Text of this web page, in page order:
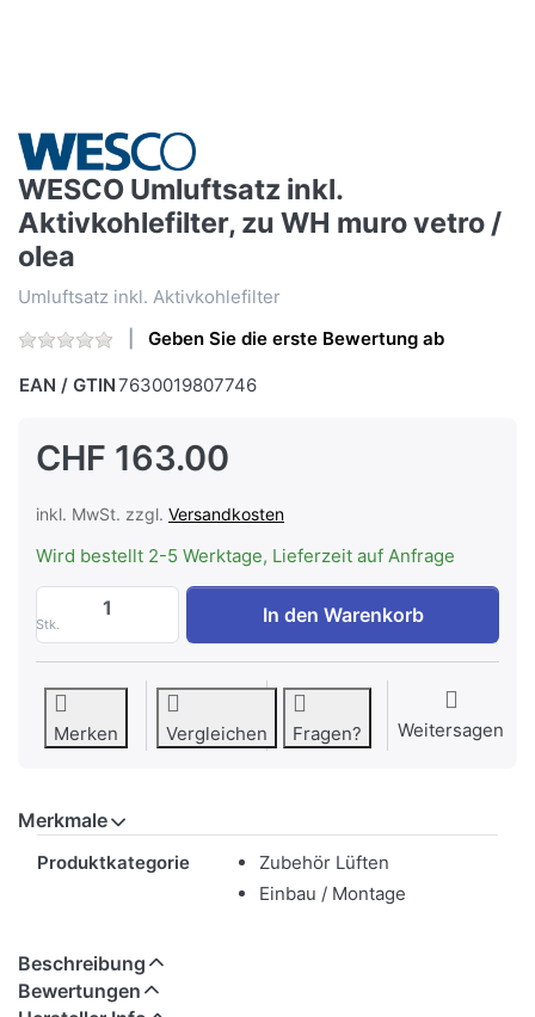
WESCO Umluftsatz inkl.
Aktivkohlefilter, zu WH muro vetro /
olea
Umluftsatz inkl. Aktivkohlefilter
Geben Sie die erste Bewertung ab
EAN / GTIN7630019807746
CHF 163.00
inkl. MwSt. zzgl. Versandkosten
Wird bestellt 2-5 Werktage, Lieferzeit auf Anfrage
Stk.
WESCO Umluftsatz inkl. Aktivkohlefilter,
In den Warenkorb
Merken Vergleichen Fragen? Weitersagen
Merkmale
Produktkategorie
Zubehör Lüften
Einbau / Montage
Beschreibung
Bewertungen